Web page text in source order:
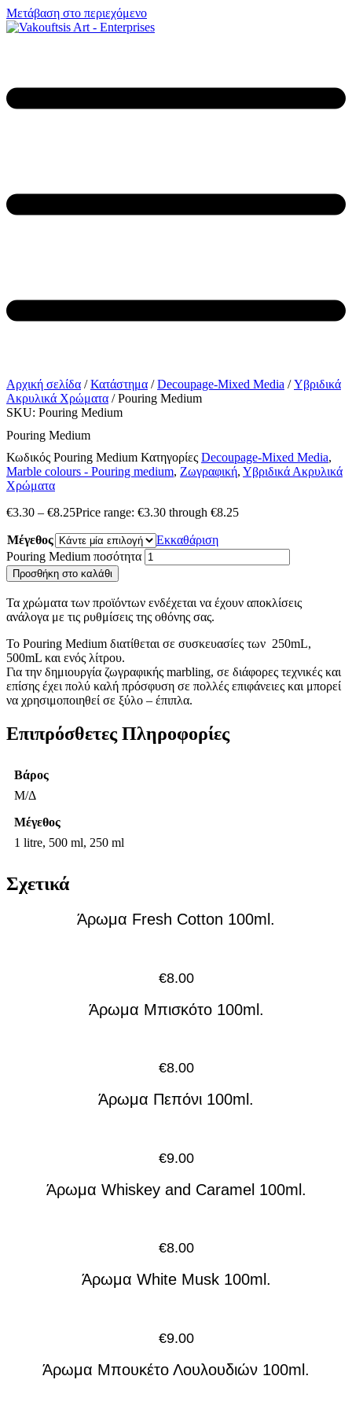
Μετάβαση στο περιεχόμενο
Αρχική σελίδα /Κατάστημα /Decoupage-Mixed Media /Υβριδικά
Ακρυλικά Χρώματα / Pouring Medium
SKU: Pouring Medium
Pouring Medium
Κωδικός Pouring Medium Κατηγορίες Decoupage-Mixed Media,
Marble colours - Pouring medium, Ζωγραφική, Υβριδικά Ακρυλικά
Χρώματα
€3.30 – €8.25Price range: €3.30 through €8.25
Μέγεθος
Εκκαθάριση
Pouring Medium ποσότητα
Προσθήκη στο καλάθι
Τα χρώματα των προϊόντων ενδέχεται να έχουν αποκλίσεις
ανάλογα με τις ρυθμίσεις της οθόνης σας.
Το Pouring Medium διατίθεται σε συσκευασίες των 250mL,
500mL και ενός λίτρου.
Για την δημιουργία ζωγραφικής marbling, σε διάφορες τεχνικές και
επίσης έχει πολύ καλή πρόσφυση σε πολλές επιφάνειες και μπορεί
να χρησιμοποιηθεί σε ξύλο – έπιπλα.
Επιπρόσθετες Πληροφορίες
Βάρος
Μ/Δ
Μέγεθος
1 litre, 500 ml, 250 ml
Σχετικά
Άρωμα Fresh Cotton 100ml.
€8.00
Άρωμα Μπισκότο 100ml.
€8.00
Άρωμα Πεπόνι 100ml.
€9.00
Άρωμα Whiskey and Caramel 100ml.
€8.00
Άρωμα White Musk 100ml.
€9.00
Άρωμα Μπουκέτο Λουλουδιών 100ml.